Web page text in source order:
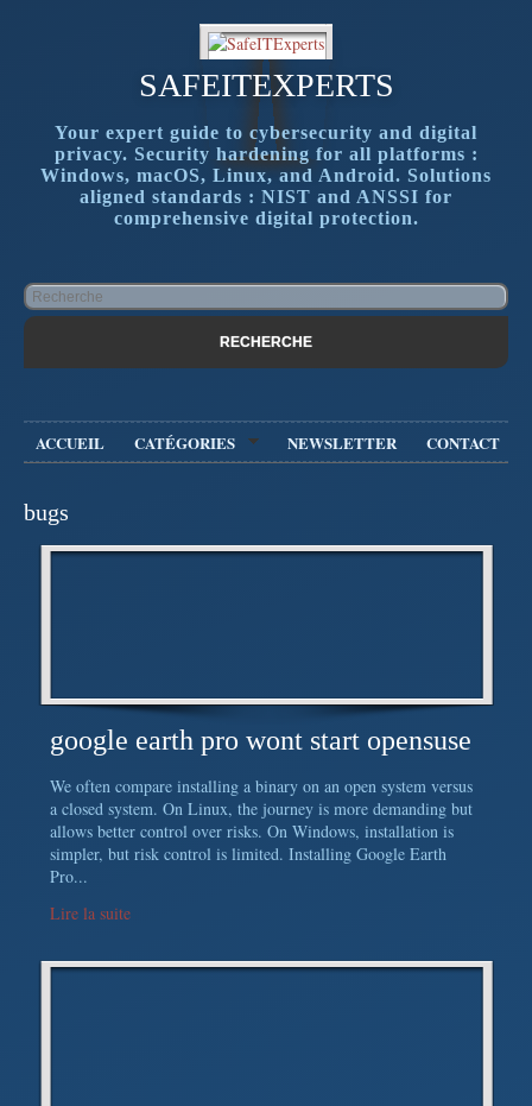
SAFEITEXPERTS
Your expert guide to cybersecurity and digital
privacy. Security hardening for all platforms :
Windows, macOS, Linux, and Android. Solutions
aligned standards : NIST and ANSSI for
comprehensive digital protection.
ACCUEIL CATÉGORIES NEWSLETTER CONTACT
bugs
google earth pro wont start opensuse
We often compare installing a binary on an open system versus
a closed system. On Linux, the journey is more demanding but
allows better control over risks. On Windows, installation is
simpler, but risk control is limited. Installing Google Earth
Pro...
Lire la suite